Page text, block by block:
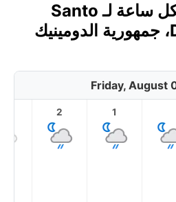
توقعات الطقس لكل ساعة لـ Santo
Domingo Oeste، جمهورية الدومينيك
Friday, August
1
2